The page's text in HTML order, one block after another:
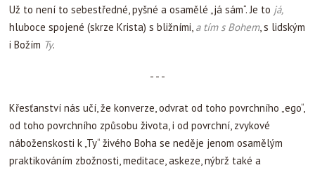
Už to není to sebestředné, pyšné a osamělé „já sám“. Je to já,
hluboce spojené (skrze Krista) s bližními, a tím s Bohem, s lidským
i Božím Ty.
- - -
Křesťanství nás učí, že konverze, odvrat od toho povrchního „ego“,
od toho povrchního způsobu života, i od povrchní, zvykové
náboženskosti k „Ty“ živého Boha se neděje jenom osamělým
praktikováním zbožnosti, meditace, askeze, nýbrž také a